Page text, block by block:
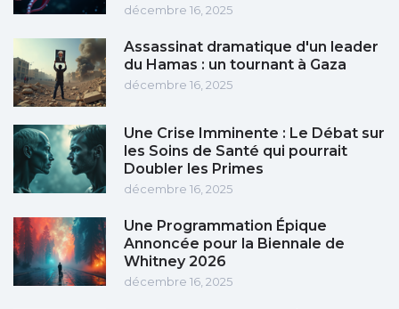
décembre 16, 2025
Assassinat dramatique d'un leader
du Hamas : un tournant à Gaza
décembre 16, 2025
Une Crise Imminente : Le Débat sur
les Soins de Santé qui pourrait
Doubler les Primes
décembre 16, 2025
Une Programmation Épique
Annoncée pour la Biennale de
Whitney 2026
décembre 16, 2025